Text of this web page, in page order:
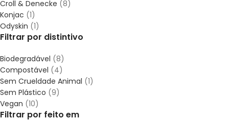
Croll & Denecke (8)
Konjac (1)
Odyskin (1)
Filtrar por distintivo
Biodegradável (8)
Compostável (4)
Sem Crueldade Animal (1)
Sem Plástico (9)
Vegan (10)
Filtrar por feito em